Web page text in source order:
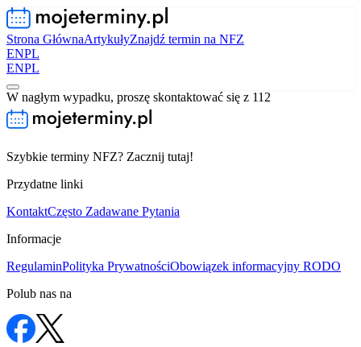
Strona GłównaArtykułyZnajdź termin na NFZ
ENPL
ENPL
W nagłym wypadku, proszę skontaktować się z 112
Szybkie terminy NFZ? Zacznij tutaj!
Przydatne linki
KontaktCzęsto Zadawane Pytania
Informacje
RegulaminPolityka PrywatnościObowiązek informacyjny RODO
Polub nas na